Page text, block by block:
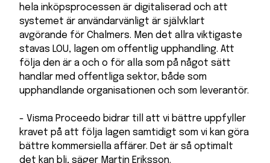
hela inköpsprocessen är digitaliserad och att
systemet är användarvänligt är självklart
avgörande för Chalmers. Men det allra viktigaste
stavas LOU, lagen om offentlig upphandling. Att
följa den är a och o för alla som på något sätt
handlar med offentliga sektor, både som
upphandlande organisationen och som leverantör.
- Visma Proceedo bidrar till att vi bättre uppfyller
kravet på att följa lagen samtidigt som vi kan göra
bättre kommersiella affärer. Det är så optimalt
det kan bli, säger Martin Eriksson.